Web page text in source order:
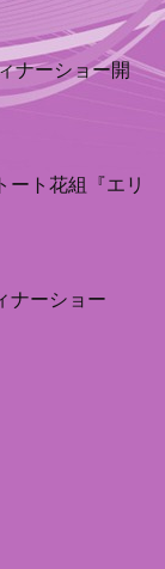
ナーショー開
ト花組『エリ
ーショー